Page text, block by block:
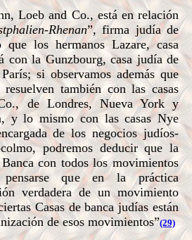
Loeb and Co., está en relación
Rhenan”, firma judía de
los hermanos Lazare, casa
con la Gunzbourg, casa judía de
si observamos además que
también con las casas
de Londres, Nueva York y
y lo mismo con las casas Nye
de los negocios judíos-
podremos deducir que la
con todos los movimientos
pensarse que en la práctica
verdadera de un movimiento
Casas de banca judías están
de esos movimientos”(29)